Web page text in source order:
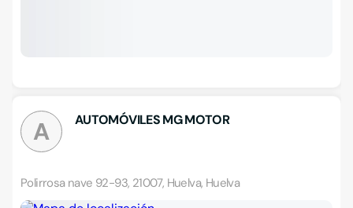
A AUTOMÓVILES MG MOTOR
Polirrosa nave 92-93, 21007, Huelva, Huelva